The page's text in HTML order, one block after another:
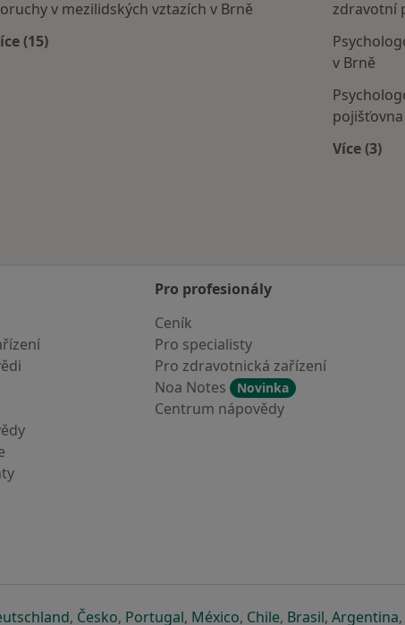
v mezilidských vztazích v Brně
(15)
zdravotní
v Brně
Více (3)
Pro profesionály
Ceník
Pro specialisty
Pro zdravotnická zařízení
Noa Notes
Novinka
Centrum nápovědy
nové záložce
v nové záložce
se otevře v nové záložce
, Českose otevře v nové záložce
, Portugalse otevře v nové záložce
, Méxicose otevře v nové záložce
, Chilese otevře v nové
, Brasilse otevře v
, Argentina,